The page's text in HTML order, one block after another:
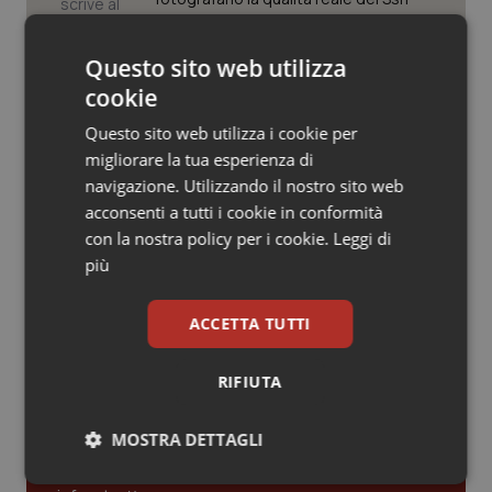
Veneto
Oncoematologia
Psoriasi & pelle
Quotidiano Cardiologia
Quotidiano Oncologia
Case di comunità. La sfida ora è
punto della Conferenza delle Regioni
San Raffaele di Milano. Ispezioni e
criticità riscontrate, stop al
laboratorio di Embriologia
Ultime analisi e review da QS Pro
Cloud sanitario: infrastrutture,
Questo sito web utilizza
cookie
Questo sito web utilizza i cookie per
migliorare la tua esperienza di
navigazione. Utilizzando il nostro sito web
acconsenti a tutti i cookie in conformità
con la nostra policy per i cookie. Leggi di
più
ACCETTA TUTTI
RIFIUTA
MOSTRA DETTAGLI
Necessari Statistici Marketing